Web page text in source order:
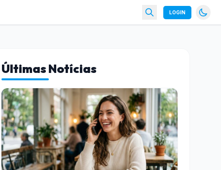
LOGIN
Últimas Notícias